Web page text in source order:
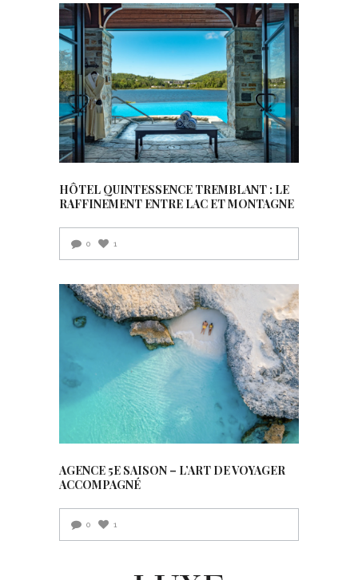
HÔTEL QUINTESSENCE TREMBLANT : LE
RAFFINEMENT ENTRE LAC ET MONTAGNE
0 1
AGENCE 5E SAISON – L’ART DE VOYAGER
ACCOMPAGNÉ
0 1